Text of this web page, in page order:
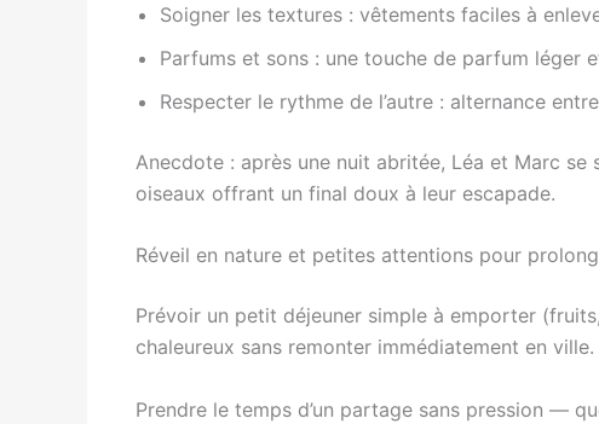
Soigner les textures : vêtements faciles à
Parfums et sons : une touche de parfum léger
Respecter le rythme de l’autre : alternance
Anecdote : après une nuit abritée, Léa et Marc
oiseaux offrant un final doux à leur escapade.
Réveil en nature et petites attentions pour
Prévoir un petit déjeuner simple à emporter
chaleureux sans remonter immédiatement en ville.
Prendre le temps d’un partage sans pression —